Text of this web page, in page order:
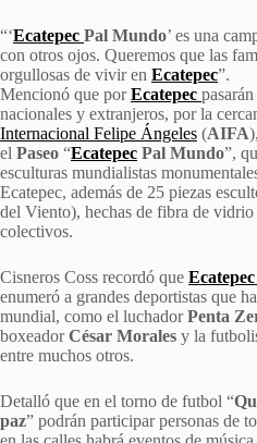
“‘Ecatepec Pal Mundo’ es una
con otros ojos. Queremos que las
orgullosas de vivir en Ecatepec”.
Mencionó que porEcatepec
nacionales y extranjeros, por la
Internacional Felipe Ángeles (AIFA
el Paseo “Ecatepec Pal Mundo”,
esculturas mundialistas
Ecatepec, además de 25 piezas
del Viento), hechas de fibra de
colectivos.
Cisneros Coss recordó que Ecatepec
enumeró a grandes deportistas que
mundial, como el luchadorPenta
boxeadorCésar Morales y la
entre muchos otros.
Detalló que en el torno de futbol “
paz” podrán participar personas de